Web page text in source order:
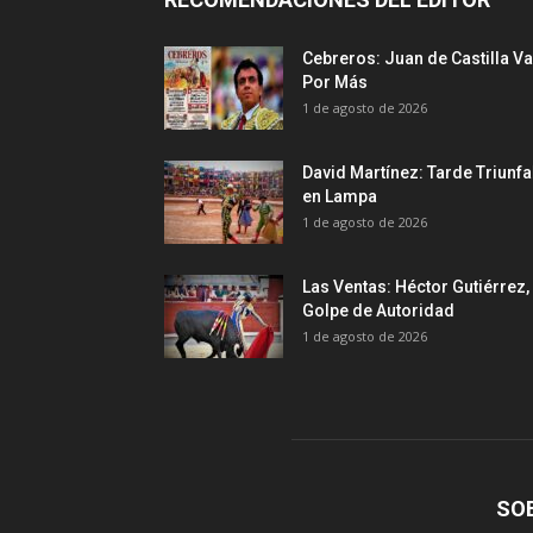
Cebreros: Juan de Castilla Va
Por Más
1 de agosto de 2026
David Martínez: Tarde Triunfal
en Lampa
1 de agosto de 2026
Las Ventas: Héctor Gutiérrez,
Golpe de Autoridad
1 de agosto de 2026